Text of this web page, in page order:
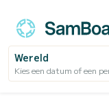
Wereld
Kies een datum of een